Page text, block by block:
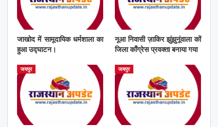
जाखोद में सामूदायिक धर्मशाला का
हुआ उद्घाटन।
नूआ निवासी ज़ाकिर झुंझुनूंवाला कों
जिला काँग्रेस प्रवक्ता बनाया गया
जयपुर जयपुर